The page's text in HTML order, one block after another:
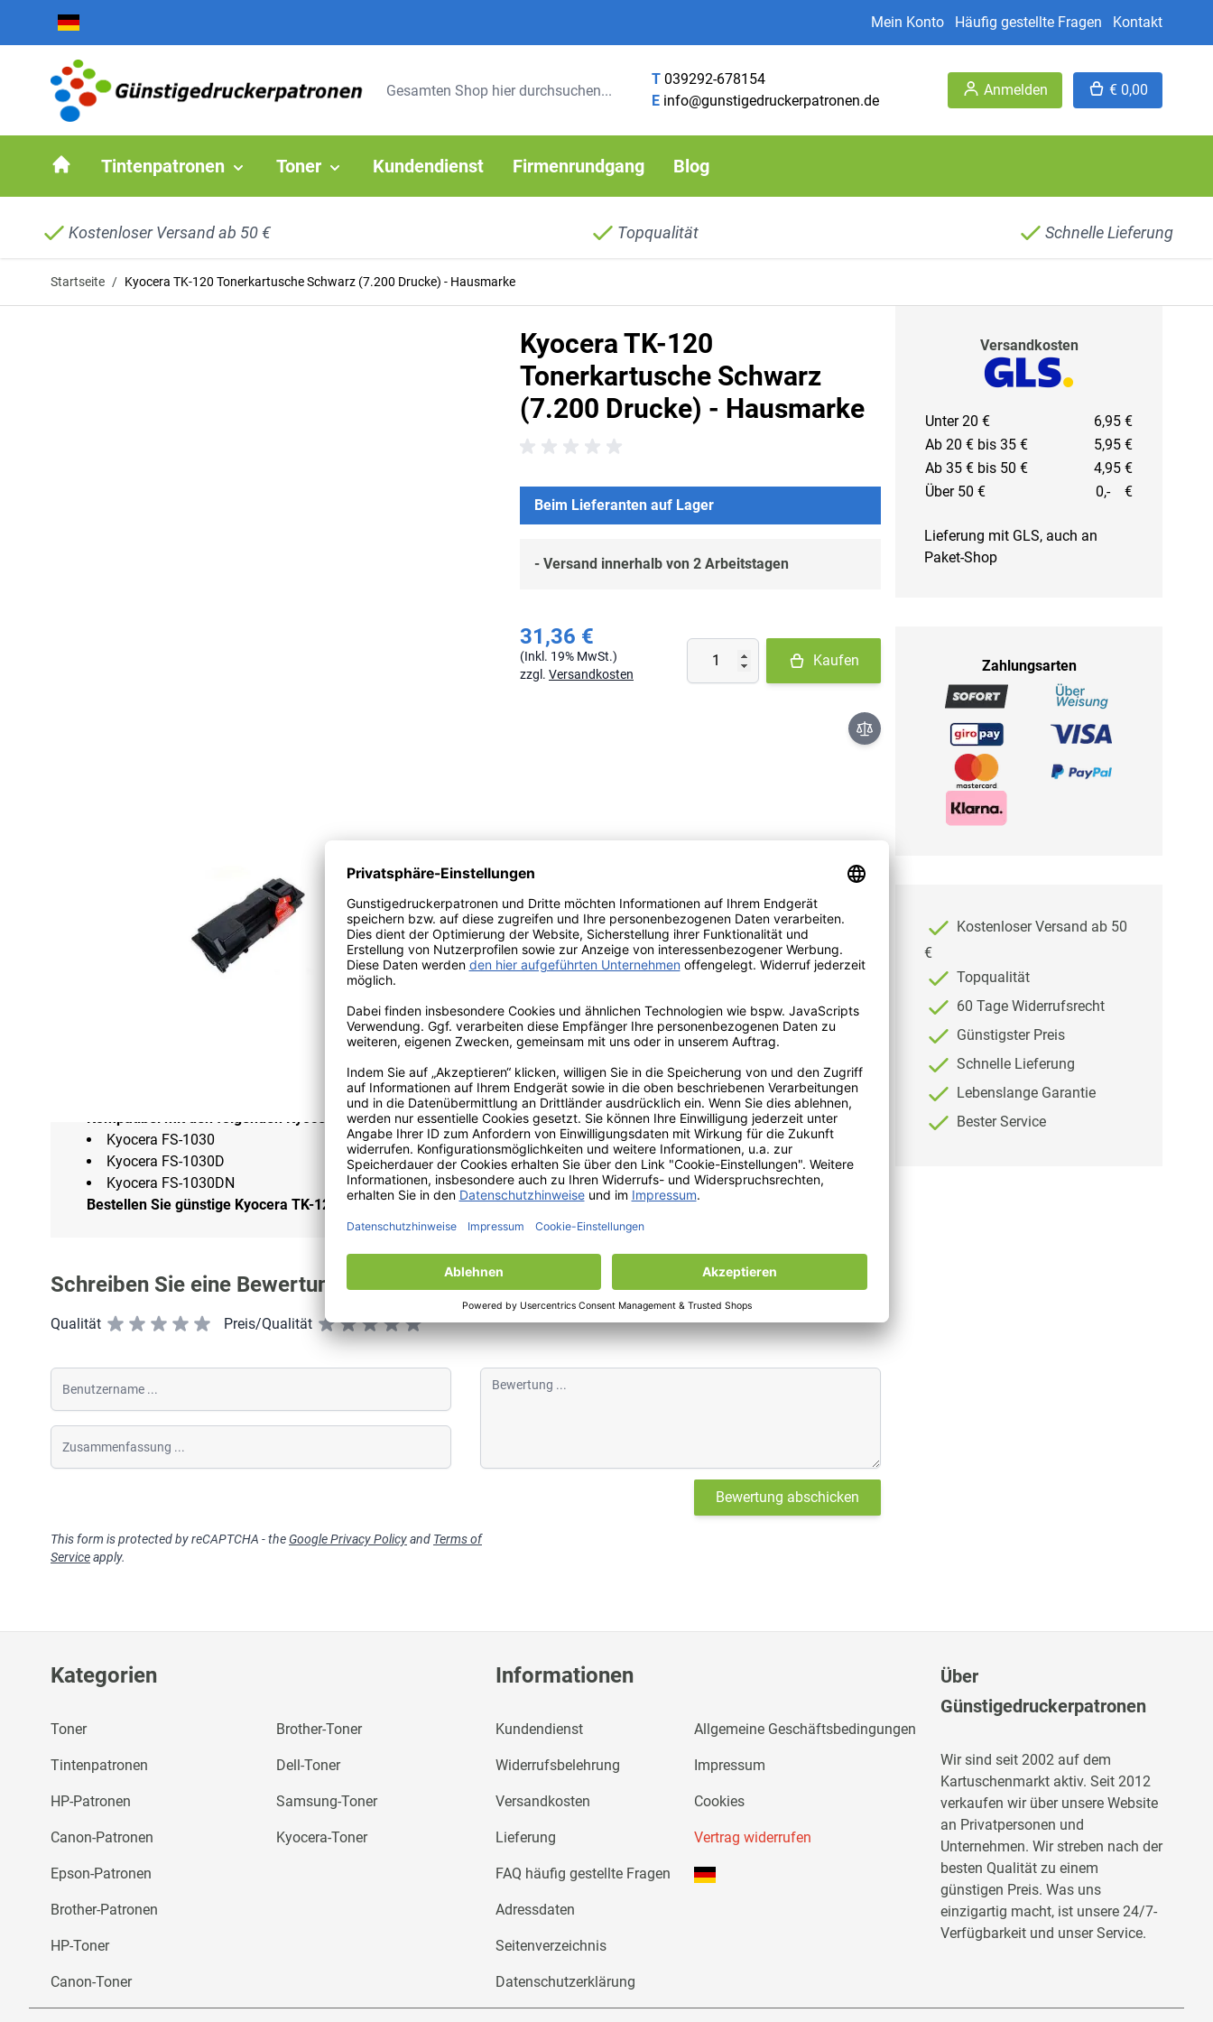
Mein Konto Häufig gestellte Fragen Kontakt
T 039292-678154
E info@gunstigedruckerpatronen.de
Anmelden € 0,00
Tintenpatronen Toner Kundendienst Firmenrundgang Blog
Kostenloser Versand ab 50 € Topqualität Schnelle Lieferung
Startseite / Kyocera TK-120 Tonerkartusche Schwarz (7.200 Drucke) - Hausmarke
Kyocera TK-120
Tonerkartusche Schwarz
(7.200 Drucke) - Hausmarke
Beim Lieferanten auf Lager
- Versand innerhalb von 2 Arbeitstagen
31,36 €
(Inkl. 19% MwSt.)
zzgl. Versandkosten
Menge
Kaufen
Dieser Huismerk Kyocera TK-120 Toner ist ein kompatibler / Ersatztoner für die Kyocera TK-120 Tonerkartusche
Diese Kyocera TK-120 Tonerkartusche der Hausmarke wird nach den höchsten Standards hergestellt und erfüllt die
strengsten Qualitätsanforderungen. Daher garantieren wir 100% Qualität und Garantie auf unsere Kyocera TK-120
Tonerkartusche. Schnelle und kostengünstige Lieferung zu Ihnen nach Hause!
Kompatibel mit den folgenden Kyocera Druckern
Kyocera FS-1030
Kyocera FS-1030D
Kyocera FS-1030DN
Bestellen Sie günstige Kyocera TK-120 Tonerkartuschen bei goedkoopprinten.nl!
Schreiben Sie eine Bewertung
Qualität Preis/Qualität
Benutzername
Zusammenfassung
Bewertung
Bewertung abschicken
This form is protected by reCAPTCHA - the Google Privacy Policyand Terms of
Serviceapply.
Versandkosten
Unter 20 €
6,95 €
Ab 20 € bis 35 €
5,95 €
Ab 35 € bis 50 €
4,95 €
Über 50 €
0,- €
Lieferung mit GLS, auch an
Paket-Shop
Zahlungsarten
Kostenloser Versand ab 50
€
Topqualität
60 Tage Widerrufsrecht
Günstigster Preis
Schnelle Lieferung
Lebenslange Garantie
Bester Service
Kategorien
Toner
Tintenpatronen
HP-Patronen
Canon-Patronen
Epson-Patronen
Brother-Patronen
HP-Toner
Canon-Toner
Brother-Toner
Dell-Toner
Samsung-Toner
Kyocera-Toner
Informationen
Kundendienst
Widerrufsbelehrung
Versandkosten
Lieferung
FAQ häufig gestellte Fragen
Adressdaten
Seitenverzeichnis
Datenschutzerklärung
Allgemeine Geschäftsbedingungen
Impressum
Cookies
Vertrag widerrufen
Über
Günstigedruckerpatronen
Wir sind seit 2002 auf dem
Kartuschenmarkt aktiv. Seit 2012
verkaufen wir über unsere Website
an Privatpersonen und
Unternehmen. Wir streben nach der
besten Qualität zu einem
günstigen Preis. Was uns
einzigartig macht, ist unsere 24/7-
Verfügbarkeit und unser Service.